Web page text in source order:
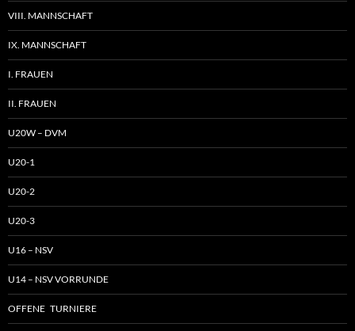
VIII. MANNSCHAFT
IX. MANNSCHAFT
I. FRAUEN
II. FRAUEN
U20W – DVM
U20-1
U20-2
U20-3
U16 – NSV
U14 – NSV VORRUNDE
OFFENE TURNIERE